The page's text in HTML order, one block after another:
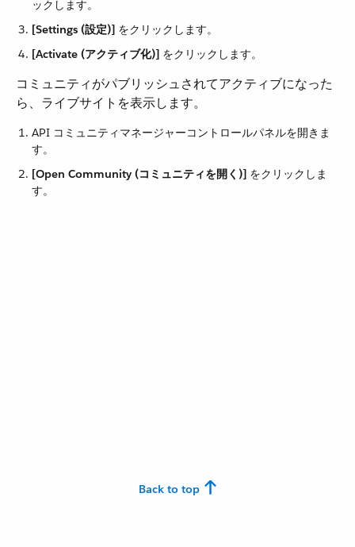
ックします。
[Settings (設定)] ​ をクリックします。
[Activate (アクティブ化)] ​ をクリックします。
コミュニティがパブリッシュされてアクティブになった
ら、ライブサイトを表示します。
API コミュニティマネージャーコントロールパネルを開きま
す。
[Open Community (コミュニティを開く)] ​ をクリックしま
す。
Back to top